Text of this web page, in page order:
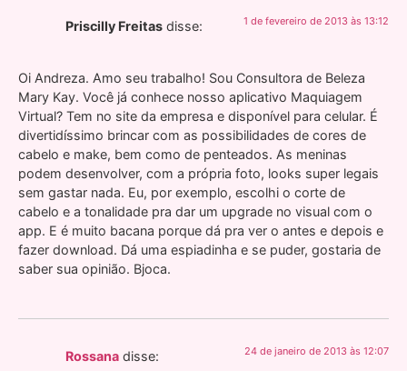
Priscilly Freitas disse: 1 de fevereiro de 2013 às 13:12
Oi Andreza. Amo seu trabalho! Sou Consultora de Beleza
Mary Kay. Você já conhece nosso aplicativo Maquiagem
Virtual? Tem no site da empresa e disponível para celular. É
divertidíssimo brincar com as possibilidades de cores de
cabelo e make, bem como de penteados. As meninas
podem desenvolver, com a própria foto, looks super legais
sem gastar nada. Eu, por exemplo, escolhi o corte de
cabelo e a tonalidade pra dar um upgrade no visual com o
app. E é muito bacana porque dá pra ver o antes e depois e
fazer download. Dá uma espiadinha e se puder, gostaria de
saber sua opinião. Bjoca.
Rossana disse: 24 de janeiro de 2013 às 12:07